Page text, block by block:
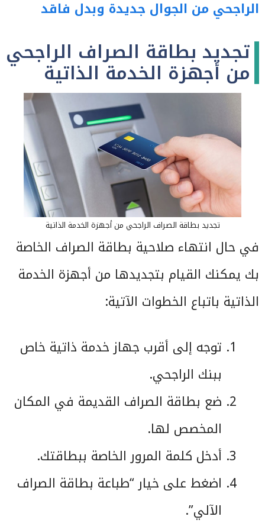
الراجحي من الجوال جديدة وبدل فاقد
تجديد بطاقة الصراف الراجحي
من أجهزة الخدمة الذاتية
تجديد بطاقة الصراف الراجحي من أجهزة الخدمة الذاتية
في حال انتهاء صلاحية بطاقة الصراف الخاصة
بك يمكنك القيام بتجديدها من أجهزة الخدمة
الذاتية باتباع الخطوات الآتية:
توجه إلى أقرب جهاز خدمة ذاتية خاص
ببنك الراجحي.
ضع بطاقة الصراف القديمة في المكان
المخصص لها.
أدخل كلمة المرور الخاصة ببطاقتك.
اضغط على خيار “طباعة بطاقة الصراف
الآلي”.